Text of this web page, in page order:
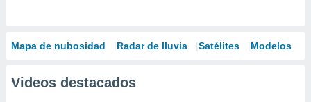
Mapa de nubosidad Radar de lluvia Satélites Modelos
Videos destacados